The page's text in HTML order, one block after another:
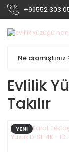
+90552 303
Evlilik
Takılır
YENİ